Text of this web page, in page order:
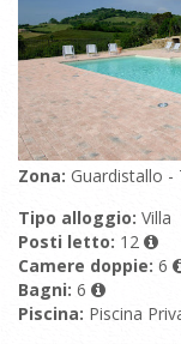
Zona: Guardistallo -
Tipo alloggio: Villa
Posti letto: 12
Camere doppie: 6
Bagni: 6
Piscina: Piscina